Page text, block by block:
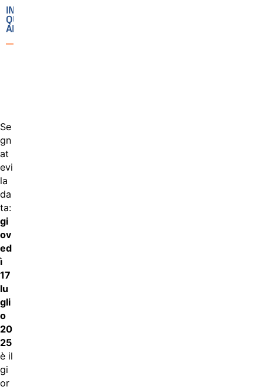
IN
QUESTO
ARTICOLO
Se
gn
at
evi
la
da
ta:
gi
ov
ed
ì
17
lu
gli
o
20
25
è il
gi
or